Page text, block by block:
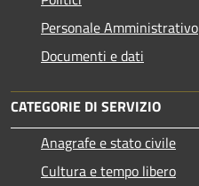
Personale Amministrativo
Documenti e dati
CATEGORIE DI SERVIZIO
Anagrafe e stato civile
Cultura e tempo libero